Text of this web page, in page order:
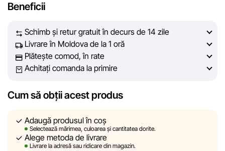
încrederea clienților noștri. În fiecare zi depunem eforturi
prezentate pe site să fie cât mai complete, obiective și
actuale. Scopul nostru este să vă oferim informații corecte și
veridice, pentru ca dvs. să puteți lua cea mai bună decizie
de cumpărare.
Cu toate acestea, în ciuda controlului constant, Sportlandia
afișate pe site, din cauza unor posibile erori tehnice sau
disfuncționalități. De asemenea, nu ne asumăm
responsabilitatea pentru conținutul și actualitatea
Beneficii
Schimb și retur gratuit în decurs de 14 zile
Livrare în Moldova de la 1 oră
Plătește comod, în rate
Achitați comanda la primire
Cum să obții acest produs
Adaugă produsul în coș
Selectează mărimea, culoarea și cantitatea dorite.
Alege metoda de livrare
Livrare la adresă sau ridicare din magazin.